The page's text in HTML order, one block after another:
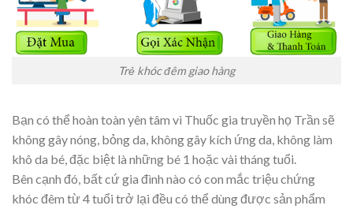
Trẻ khóc đêm giao hàng
Bạn có thể hoàn toàn yên tâm vì Thuốc gia truyền họ Trần sẽ
không gây nóng, bỏng da, không gây kích ứng da, không làm
khô da bé, đặc biệt là những bé 1 hoặc vài tháng tuổi.
Bên cạnh đó, bất cứ gia đình nào có con mắc triệu chứng
khóc đêm từ 4 tuổi trở lại đều có thể dùng được sản phẩm